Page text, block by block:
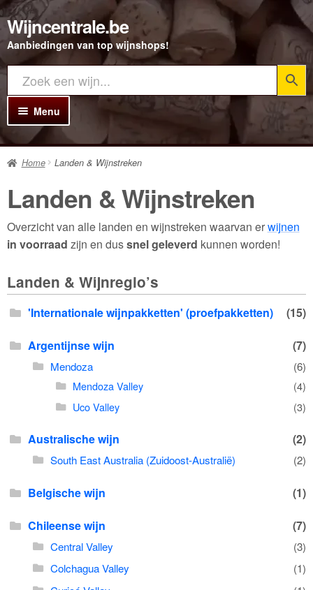
Ga
door
naar
navigatie
Ga
direct
naar
inhoud
Wijncentrale.be
Aanbiedingen van top wijnshops!
Menu
Home
Alle Wijnen
Rode wijn
Witte wijn
Rosé wijn
Bubbels
Porto
Magnums
Home Landen & Wijnstreken
Landen & Wijnstreken
Overzicht van alle landen en wijnstreken waarvan erwijnen
in voorraad zijn en dussnel geleverd kunnen worden!
Landen & Wijnregio’s
'Internationale wijnpakketten' (proefpakketten) (15)
Argentijnse wijn (7)
Mendoza
(6)
Mendoza Valley
(4)
Uco Valley
(3)
Australische wijn (2)
South East Australia (Zuidoost-Australië) (2)
Belgische wijn (1)
Chileense wijn (7)
Central Valley
(3)
Colchagua Valley
(1)